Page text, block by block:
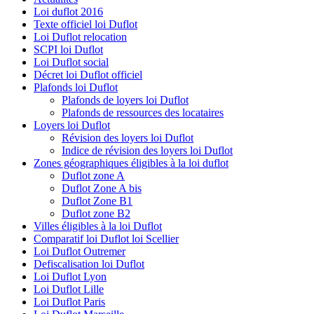
Loi duflot 2016
Texte officiel loi Duflot
Loi Duflot relocation
SCPI loi Duflot
Loi Duflot social
Décret loi Duflot officiel
Plafonds loi Duflot
Plafonds de loyers loi Duflot
Plafonds de ressources des locataires
Loyers loi Duflot
Révision des loyers loi Duflot
Indice de révision des loyers loi Duflot
Zones géographiques éligibles à la loi duflot
Duflot zone A
Duflot Zone A bis
Duflot Zone B1
Duflot zone B2
Villes éligibles à la loi Duflot
Comparatif loi Duflot loi Scellier
Loi Duflot Outremer
Defiscalisation loi Duflot
Loi Duflot Lyon
Loi Duflot Lille
Loi Duflot Paris